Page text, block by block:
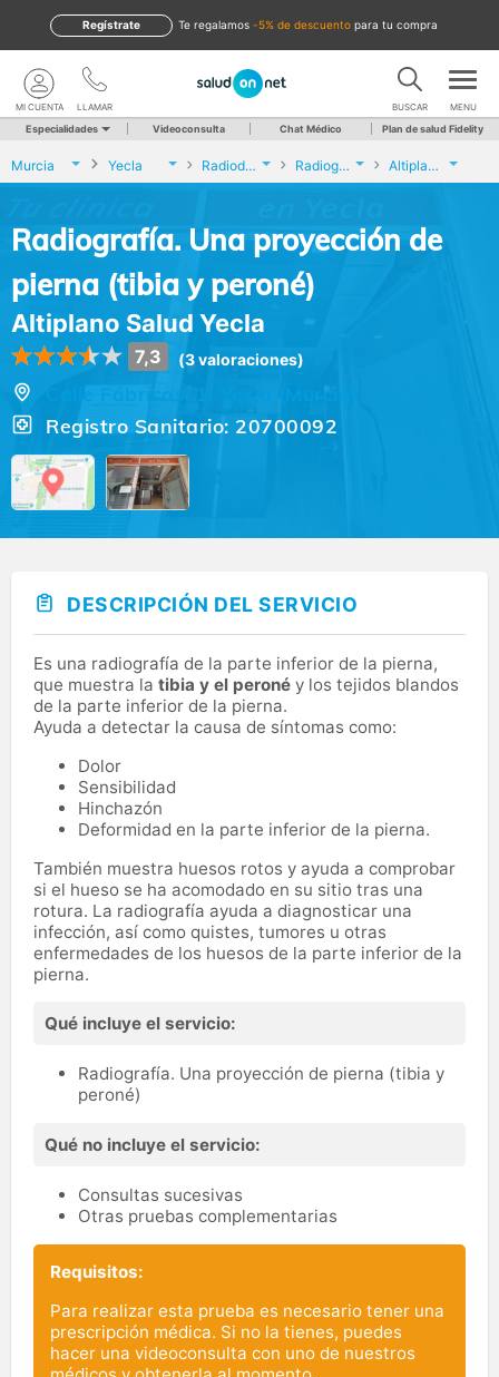
te regalamos -5% de descuento para tu compra
Regístrate
LLAMAR
MI CUENTA BUSCAR MENU
Especialidades Videoconsulta Chat Médico Plan de salud Fidelity
Murcia Yecla Radiodiagnóstico Radiografía. Una proyección de pierna (tibia y peroné) Altiplano Salud Yecla
Radiografía. Una proyección de
pierna (tibia y peroné)
Altiplano Salud Yecla
7,3 (3 valoraciones)
Calle Fábricas, 1, Yecla (Murcia)
Registro Sanitario: 20700092
DESCRIPCIÓN DEL SERVICIO
Es una radiografía de la parte inferior de la pierna,
que muestra la tibia y el peroné y los tejidos blandos
de la parte inferior de la pierna.
Ayuda a detectar la causa de síntomas como:
Dolor
Sensibilidad
Hinchazón
Deformidad en la parte inferior de la pierna.
También muestra huesos rotos y ayuda a comprobar
si el hueso se ha acomodado en su sitio tras una
rotura. La radiografía ayuda a diagnosticar una
infección, así como quistes, tumores u otras
enfermedades de los huesos de la parte inferior de la
pierna.
Qué incluye el servicio:
Radiografía. Una proyección de pierna (tibia y
peroné)
Qué no incluye el servicio:
Consultas sucesivas
Otras pruebas complementarias
Requisitos:
Para realizar esta prueba es necesario tener una
prescripción médica. Si no la tienes, puedes
hacer una videoconsulta con uno de nuestros